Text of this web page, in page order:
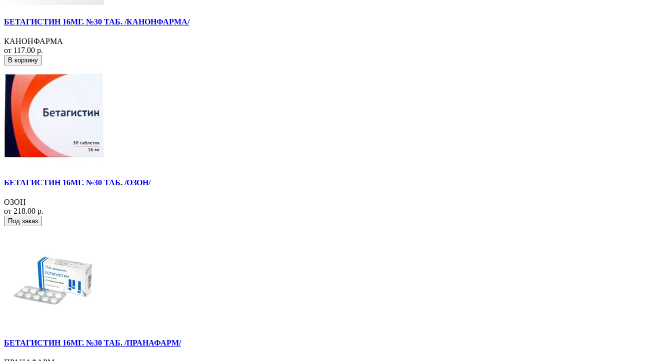
БЕТАГИСТИН 16МГ. №30 ТАБ. /КАНОНФАРМА/
КАНОНФАРМА
от 117.00 р.
В корзину
БЕТАГИСТИН 16МГ. №30 ТАБ. /ОЗОН/
ОЗОН
от 218.00 р.
Под заказ
БЕТАГИСТИН 16МГ. №30 ТАБ. /ПРАНАФАРМ/